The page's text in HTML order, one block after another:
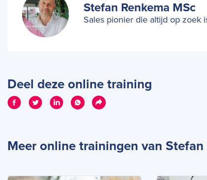
Stefan Renkema MSc
Sales pionier die altijd op zoek
Deel deze online training
Meer online trainingen van Stefan